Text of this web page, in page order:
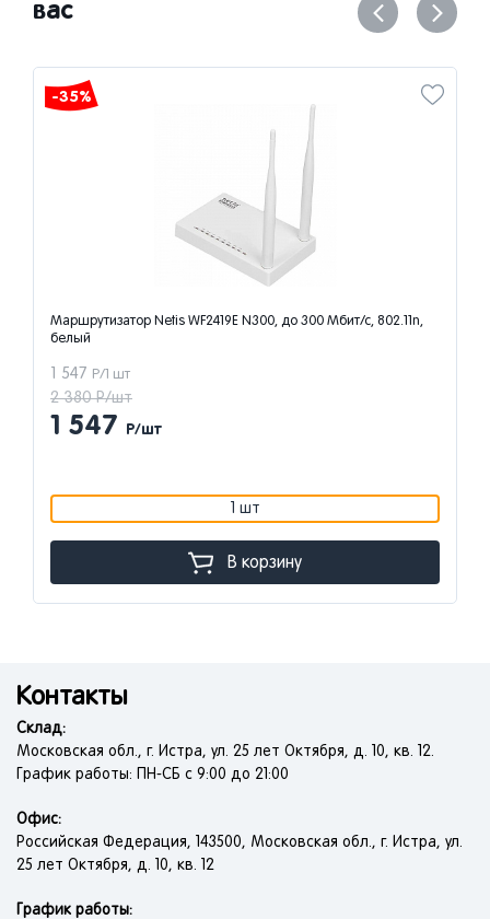
вас
-35%
Маршрутизатор Netis WF2419E N300, до 300 Мбит/с, 802.11n,
белый
1 547 Р/1 шт
2 380 Р/шт
1 547 Р/шт
1 шт
В корзину
Контакты
Склад:
Московская обл., г. Истра, ул. 25 лет Октября, д. 10, кв. 12.
График работы: ПН-СБ с 9:00 до 21:00
Офис:
Российская Федерация, 143500, Московская обл., г. Истра, ул.
25 лет Октября, д. 10, кв. 12
График работы: